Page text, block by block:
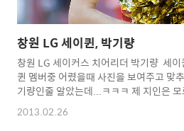
창원 LG 세이퀸, 박기량
창원 LG 세이커스 치어리더 박기량 세
퀸 멤버중 어렸을때 사진을 보여주고 맞
기량인줄 알았는데...ㅋㅋㅋ 제 지인은
귀요미...^^ 이번 시즌 마지막 주말경기가
군요... 그동안 수고많으셨어요... 박기량
2013.02.26